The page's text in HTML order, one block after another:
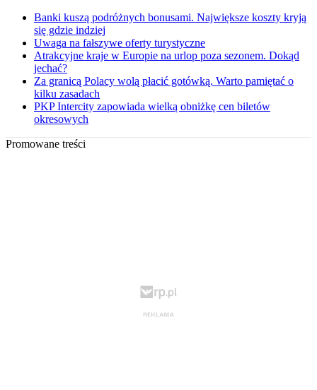
Banki kuszą podróżnych bonusami. Największe koszty kryją
się gdzie indziej
Uwaga na fałszywe oferty turystyczne
Atrakcyjne kraje w Europie na urlop poza sezonem. Dokąd
jechać?
Za granicą Polacy wolą płacić gotówką. Warto pamiętać o
kilku zasadach
PKP Intercity zapowiada wielką obniżkę cen biletów
okresowych
Promowane treści